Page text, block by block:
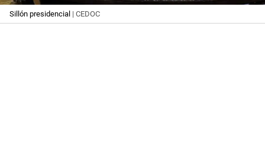
Sillón presidencial | CEDOC